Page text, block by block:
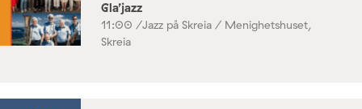
Gla’jazz
11:00 /Jazz på Skreia / Menighetshuset,
Skreia